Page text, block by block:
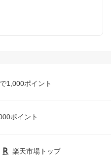
1,000ポイント
ポイント
楽天市場トップ